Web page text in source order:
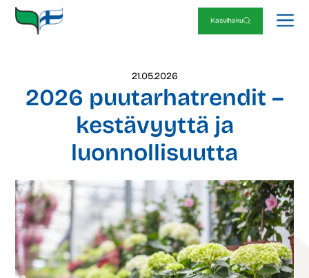
Siirry
sisältöön
Kasvihaku
21.05.2026
2026 puutarhatrendit –
kestävyyttä ja
luonnollisuutta